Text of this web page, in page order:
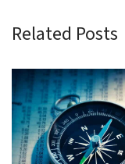
Related Posts